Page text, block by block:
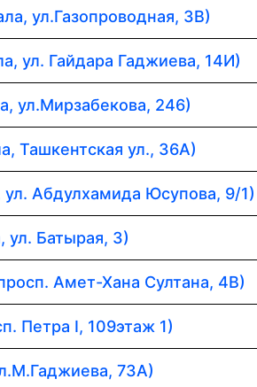
ул.Газопроводная, 3В)
ул. Гайдара Гаджиева, 14И)
ул.Мирзабекова, 246)
Ташкентская ул., 36А)
Абдулхамида Юсупова, 9/1)
ул. Батырая, 3)
Амет-Хана Султана, 4В)
Петра I, 109этаж 1)
73А)